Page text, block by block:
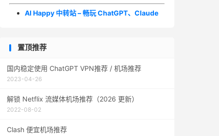
AI Happy 中转站 – 畅玩 ChatGPT、Claude
置顶推荐
国内稳定使用 ChatGPT VPN推荐 / 机场推荐
2023-04-26
解锁 Netflix 流媒体机场推荐（2026 更新）
2022-08-02
Clash 便宜机场推荐